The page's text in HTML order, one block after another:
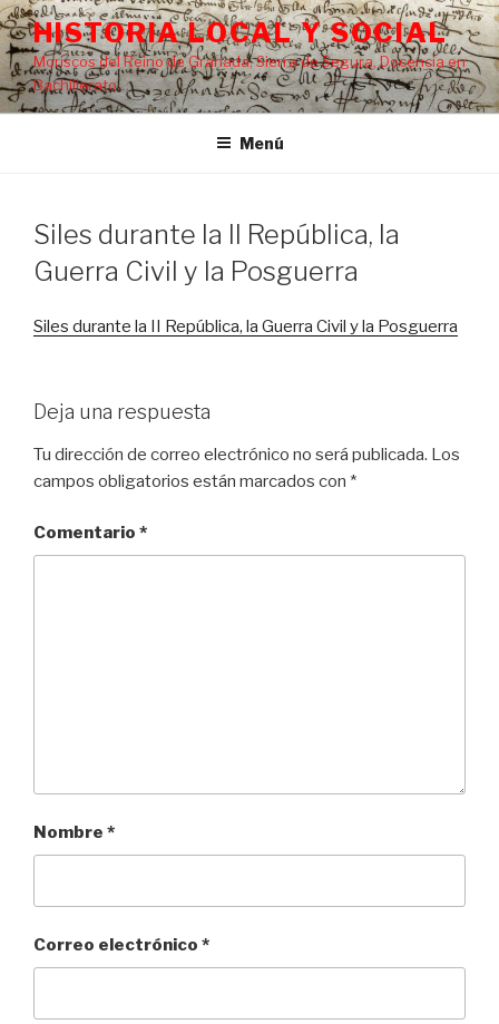
Saltar
al
contenido
HISTORIA LOCAL Y SOCIAL
Moriscos del Reino de Granada, Sierra de Segura, Docencia en
Bachillerato…
Menú
Siles durante la II República, la
Guerra Civil y la Posguerra
Siles durante la II República, la Guerra Civil y la Posguerra
Deja una respuesta
Tu dirección de correo electrónico no será publicada. Los
campos obligatorios están marcados con *
Comentario *
Nombre *
Correo electrónico *